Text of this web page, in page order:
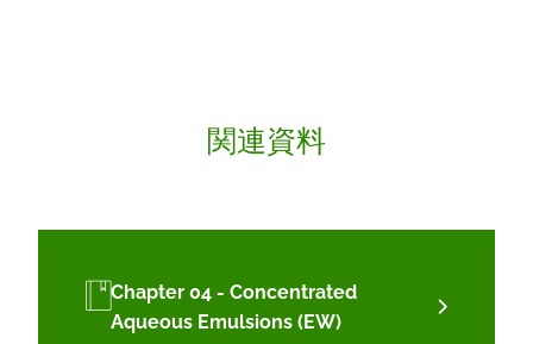
関連資料
Chapter 04 - Concentrated
Aqueous Emulsions (EW)